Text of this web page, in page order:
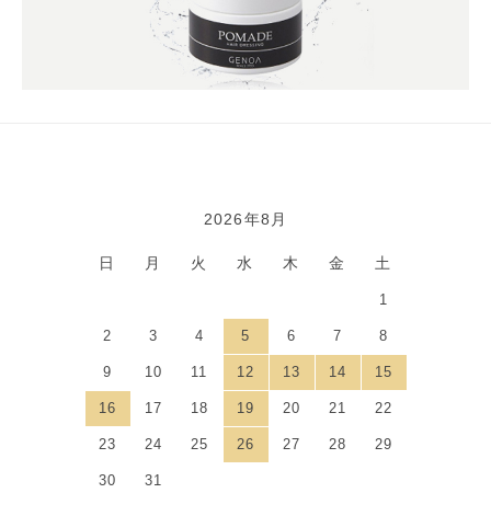
2026年8月
日 月 火 水 木 金 土
1
2 3 4 5 6 7 8
9 10 11 12 13 14 15
16 17 18 19 20 21 22
23 24 25 26 27 28 29
30 31